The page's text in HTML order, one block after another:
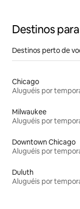
Destinos
Destinos perto de
Chicago
Aluguéis por
Milwaukee
Aluguéis por
Downtown Chicago
Aluguéis por
Duluth
Aluguéis por